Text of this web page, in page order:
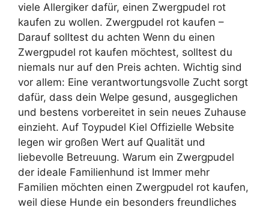
viele Allergiker dafür, einen Zwergpudel rot
kaufen zu wollen. Zwergpudel rot kaufen –
Darauf solltest du achten Wenn du einen
Zwergpudel rot kaufen möchtest, solltest du
niemals nur auf den Preis achten. Wichtig sind
vor allem: Eine verantwortungsvolle Zucht sorgt
dafür, dass dein Welpe gesund, ausgeglichen
und bestens vorbereitet in sein neues Zuhause
einzieht. Auf Toypudel Kiel Offizielle Website
legen wir großen Wert auf Qualität und
liebevolle Betreuung. Warum ein Zwergpudel
der ideale Familienhund ist Immer mehr
Familien möchten einen Zwergpudel rot kaufen,
weil diese Hunde ein besonders freundliches